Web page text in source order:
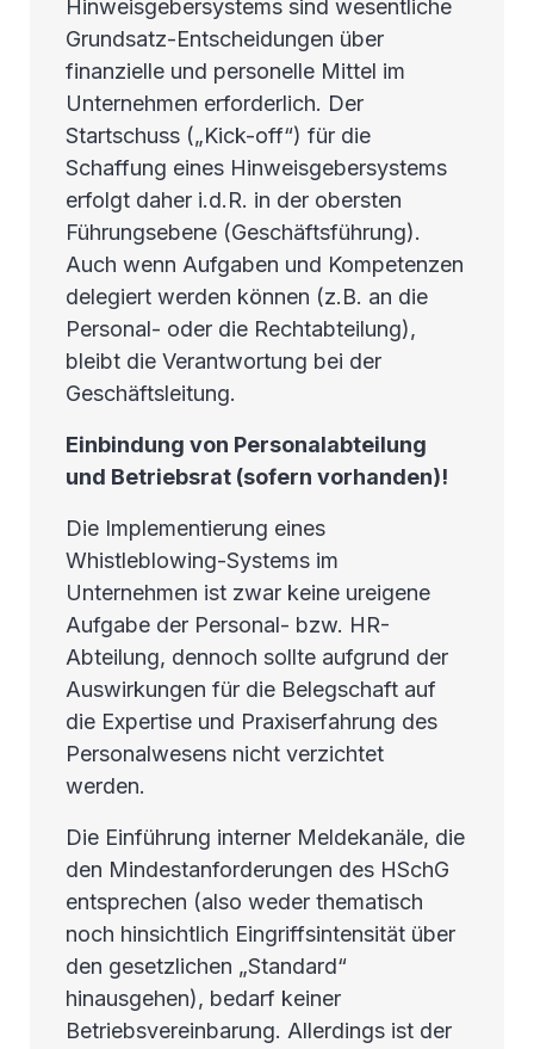
Hinweisgebersystems sind wesentliche
Grundsatz-Entscheidungen über
finanzielle und personelle Mittel im
Unternehmen erforderlich. Der
Startschuss („Kick-off“) für die
Schaffung eines Hinweisgebersystems
erfolgt daher i.d.R. in der obersten
Führungsebene (Geschäftsführung).
Auch wenn Aufgaben und Kompetenzen
delegiert werden können (z.B. an die
Personal- oder die Rechtabteilung),
bleibt die Verantwortung bei der
Geschäftsleitung.
Einbindung von Personalabteilung
und Betriebsrat (sofern vorhanden)!
Die Implementierung eines
Whistleblowing-Systems im
Unternehmen ist zwar keine ureigene
Aufgabe der Personal- bzw. HR-
Abteilung, dennoch sollte aufgrund der
Auswirkungen für die Belegschaft auf
die Expertise und Praxiserfahrung des
Personalwesens nicht verzichtet
werden.
Die Einführung interner Meldekanäle, die
den Mindestanforderungen des HSchG
entsprechen (also weder thematisch
noch hinsichtlich Eingriffsintensität über
den gesetzlichen „Standard“
hinausgehen), bedarf keiner
Betriebsvereinbarung. Allerdings ist der